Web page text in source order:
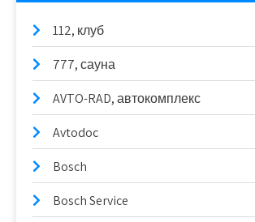
112, клуб
777, сауна
AVTO-RAD, автокомплекс
Avtodoc
Bosch
Bosch Service